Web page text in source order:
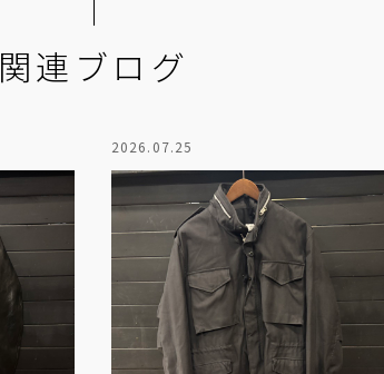
関連ブログ
2026.07.25